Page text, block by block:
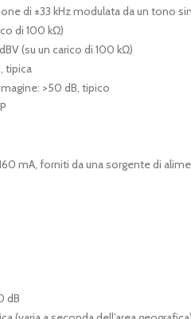
di ±33 kHz modulata da un tono
di 100 kΩ)
(su un carico di 100 kΩ)
tipica
>50 dB, tipico
mA, forniti da una sorgente di
dB